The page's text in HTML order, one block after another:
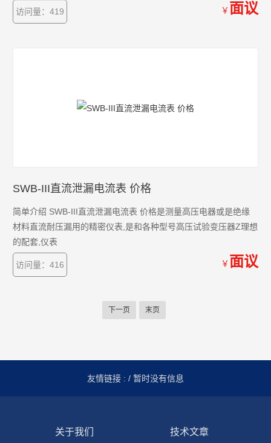
访问量：419 ￥ 面议
SWB-III直流泄漏电流表 价格
简单介绍 SWB-III直流泄漏电流表 价格是测量高压电器或是绝缘
材料直流耐压漏用的精密仪表,是和各种型号高压试验变压器Z理想
的配套,仪表
访问量：416 ￥ 面议
下一页 末页
友情链接 : / 暂时没有信息
关于我们 技术文章